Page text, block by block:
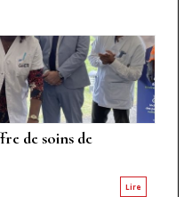
de soins de
Lire